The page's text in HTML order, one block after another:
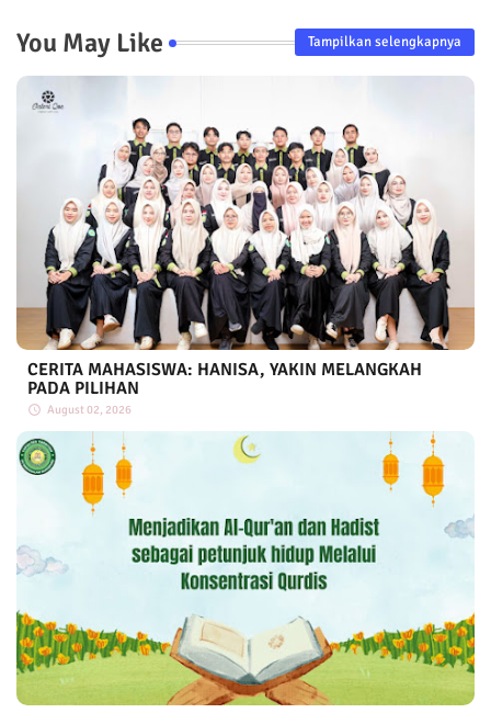
You May Like Tampilkan selengkapnya
CERITA MAHASISWA: HANISA, YAKIN MELANGKAH
PADA PILIHAN
August 02, 2026